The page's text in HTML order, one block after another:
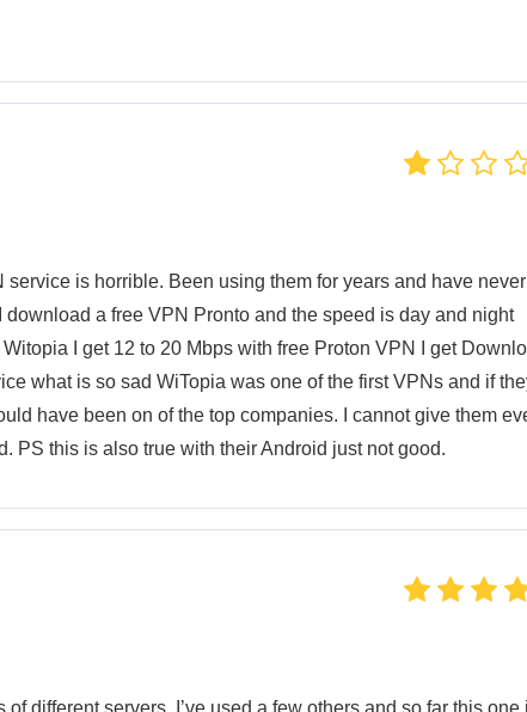
is horrible. Been using them for years and have never
a free VPN Pronto and the speed is day and night
I get 12 to 20 Mbps with free Proton VPN I get
what is so sad WiTopia was one of the first VPNs and if
have been on of the top companies. I cannot give them
PS this is also true with their Android just not good.
different servers. I’ve used a few others and so far this one